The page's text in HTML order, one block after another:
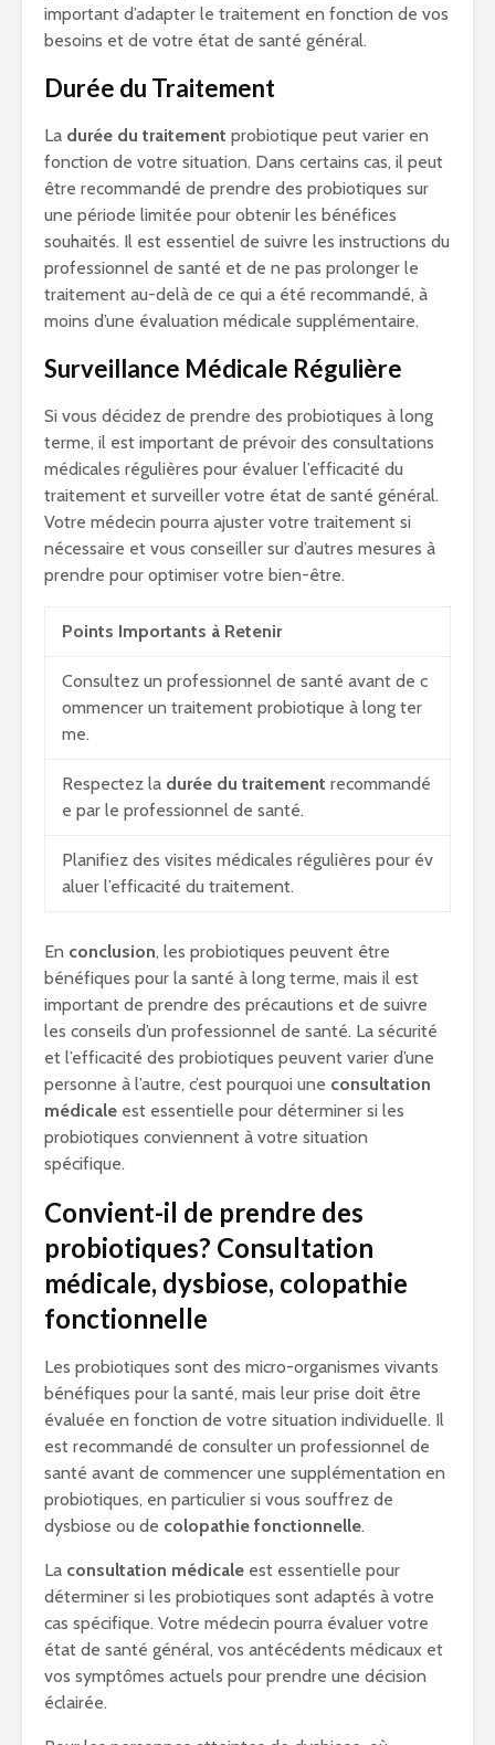
important d’adapter le traitement en fonction de vos
besoins et de votre état de santé général.
Durée du Traitement
La durée du traitement probiotique peut varier en
fonction de votre situation. Dans certains cas, il peut
être recommandé de prendre des probiotiques sur
une période limitée pour obtenir les bénéfices
souhaités. Il est essentiel de suivre les instructions du
professionnel de santé et de ne pas prolonger le
traitement au-delà de ce qui a été recommandé, à
moins d’une évaluation médicale supplémentaire.
Surveillance Médicale Régulière
Si vous décidez de prendre des probiotiques à long
terme, il est important de prévoir des consultations
médicales régulières pour évaluer l’efficacité du
traitement et surveiller votre état de santé général.
Votre médecin pourra ajuster votre traitement si
nécessaire et vous conseiller sur d’autres mesures à
prendre pour optimiser votre bien-être.
Points Importants à Retenir
Consultez un professionnel de santé avant de c
ommencer un traitement probiotique à long ter
me.
Respectez la durée du traitement recommandé
e par le professionnel de santé.
Planifiez des visites médicales régulières pour év
aluer l’efficacité du traitement.
En conclusion, les probiotiques peuvent être
bénéfiques pour la santé à long terme, mais il est
important de prendre des précautions et de suivre
les conseils d’un professionnel de santé. La sécurité
et l’efficacité des probiotiques peuvent varier d’une
personne à l’autre, c’est pourquoi une consultation
médicale est essentielle pour déterminer si les
probiotiques conviennent à votre situation
spécifique.
Convient-il de prendre des
probiotiques? Consultation
médicale, dysbiose, colopathie
fonctionnelle
Les probiotiques sont des micro-organismes vivants
bénéfiques pour la santé, mais leur prise doit être
évaluée en fonction de votre situation individuelle. Il
est recommandé de consulter un professionnel de
santé avant de commencer une supplémentation en
probiotiques, en particulier si vous souffrez de
dysbiose ou de colopathie fonctionnelle.
La consultation médicale est essentielle pour
déterminer si les probiotiques sont adaptés à votre
cas spécifique. Votre médecin pourra évaluer votre
état de santé général, vos antécédents médicaux et
vos symptômes actuels pour prendre une décision
éclairée.